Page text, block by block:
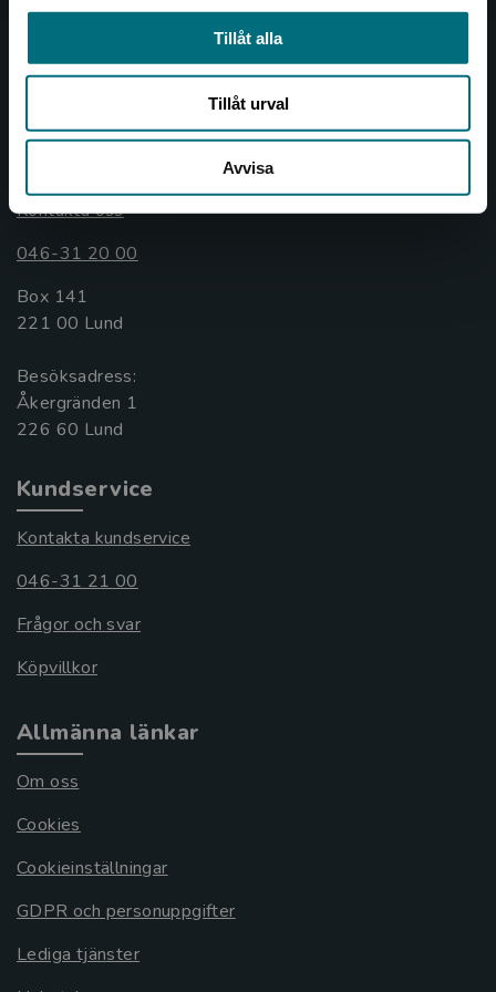
Tillåt alla
Tillåt urval
Avvisa
och öppnar dörren till nya världar och möjligheter för
såväl barn som vuxna.
Nypon och Vilja förlag är en del av Studentlitteratur.
Kontakta oss
046-31 20 00
Box 141
221 00 Lund
Besöksadress:
Åkergränden 1
Kundservice
Kontakta kundservice
046-31 21 00
Frågor och svar
Köpvillkor
Allmänna länkar
Om oss
Cookies
Cookieinställningar
GDPR och personuppgifter
Lediga tjänster